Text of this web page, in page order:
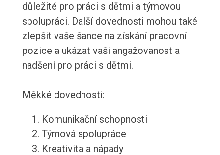
důležité pro práci s dětmi a týmovou
spolupráci. Další dovednosti mohou také
zlepšit vaše šance na získání pracovní
pozice a ukázat vaši angažovanost a
nadšení pro práci s dětmi.
Měkké dovednosti:
Komunikační schopnosti
Týmová spolupráce
Kreativita a nápady